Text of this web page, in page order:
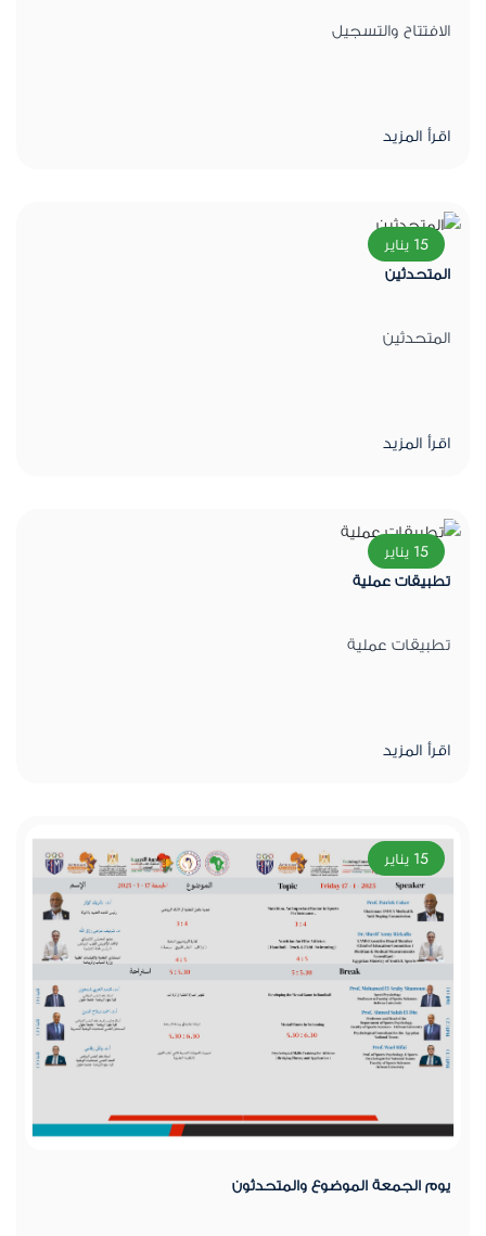
الافتتاح والتسجيل
اقرأ المزيد
15 يناير
المتحدثين
المتحدثين
اقرأ المزيد
15 يناير
تطبيقات عملية
تطبيقات عملية
اقرأ المزيد
15 يناير
يوم الجمعة الموضوع والمتحدثون